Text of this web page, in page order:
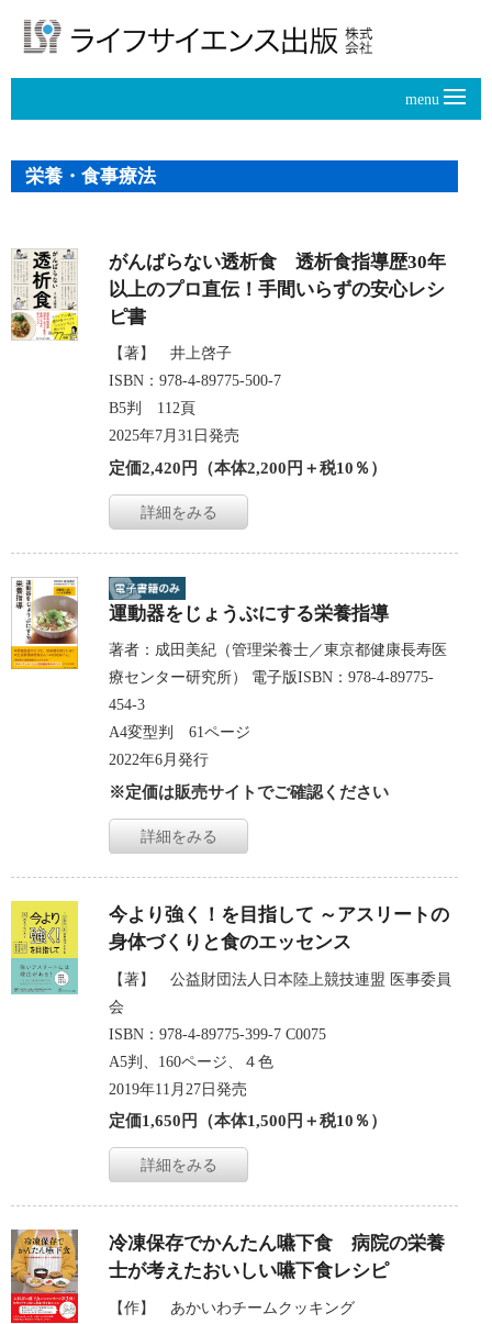
menu
栄養・食事療法
がんばらない透析食 透析食指導歴30年
以上のプロ直伝！手間いらずの安心レシ
ピ書
【著】 井上啓子
ISBN：978-4-89775-500-7
B5判 112頁
2025年7月31日発売
定価2,420円（本体2,200円＋税10％）
詳細をみる
運動器をじょうぶにする栄養指導
著者：成田美紀（管理栄養士／東京都健康長寿医
療センター研究所） 電子版ISBN：978-4-89775-
454-3
A4変型判 61ページ
2022年6月発行
※定価は販売サイトでご確認ください
詳細をみる
今より強く！を目指して ～アスリートの
身体づくりと食のエッセンス
【著】 公益財団法人日本陸上競技連盟 医事委員
会
ISBN：978-4-89775-399-7 C0075
A5判、160ページ、４色
2019年11月27日発売
定価1,650円（本体1,500円＋税10％）
詳細をみる
冷凍保存でかんたん嚥下食 病院の栄養
士が考えたおいしい嚥下食レシピ
【作】 あかいわチームクッキング